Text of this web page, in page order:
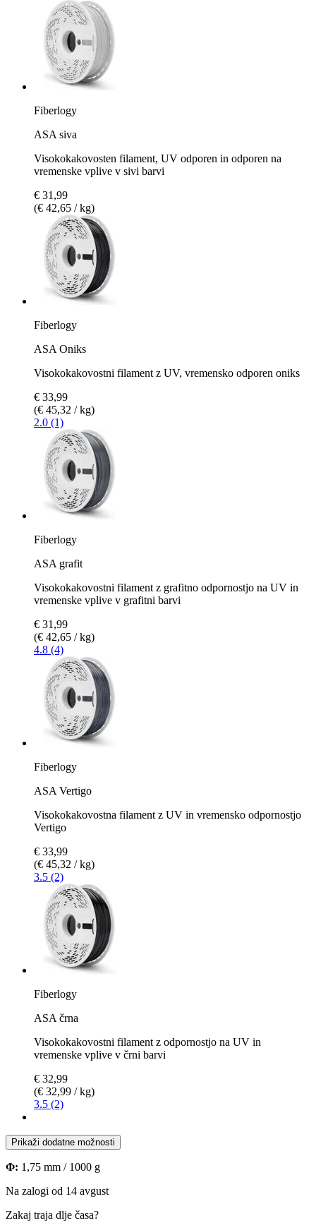
Fiberlogy
ASA siva
Visokokakovosten filament, UV odporen in odporen na
vremenske vplive v sivi barvi
€ 31,99
(€ 42,65 / kg)
Fiberlogy
ASA Oniks
Visokokakovostni filament z UV, vremensko odporen oniks
€ 33,99
(€ 45,32 / kg)
2.0 (1)
Fiberlogy
ASA grafit
Visokokakovostni filament z grafitno odpornostjo na UV in
vremenske vplive v grafitni barvi
€ 31,99
(€ 42,65 / kg)
4.8 (4)
Fiberlogy
ASA Vertigo
Visokokakovostna filament z UV in vremensko odpornostjo
Vertigo
€ 33,99
(€ 45,32 / kg)
3.5 (2)
Fiberlogy
ASA črna
Visokokakovostni filament z odpornostjo na UV in
vremenske vplive v črni barvi
€ 32,99
(€ 32,99 / kg)
3.5 (2)
Prikaži dodatne možnosti
Φ: 1,75 mm / 1000 g
Na zalogi od 14 avgust
Zakaj traja dlje časa?